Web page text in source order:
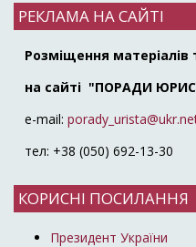
РЕКЛАМА НА САЙТІ
Розміщення матеріалів
на сайті "ПОРАДИ
e-mail:
тел: +38 (050) 692-13-30
КОРИСНІ ПОСИЛАННЯ
Президент України